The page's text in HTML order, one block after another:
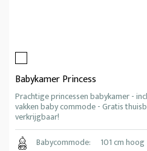
Babykamer Princess
Prachtige princessen babykamer -
vakken baby commode - Gratis
verkrijgbaar!
Babycommode:
101 cm hoog